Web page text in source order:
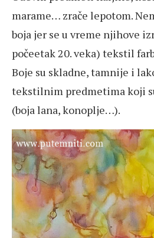
marame… zrače lepotom.
boja jer se u vreme njihove
počeetak 20. veka) tekstil
Boje su skladne, tamnije i
tekstilnim predmetima koji
(boja lana, konoplje…).